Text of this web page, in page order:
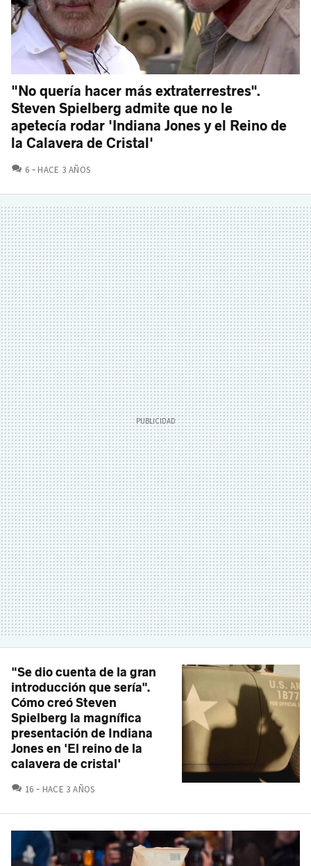
"No quería hacer más extraterrestres".
Steven Spielberg admite que no le
apetecía rodar 'Indiana Jones y el Reino de
la Calavera de Cristal'
6 COMENTARIOS
HACE 3 AÑOS
"Se dio cuenta de la gran
introducción que sería".
Cómo creó Steven
Spielberg la magnífica
presentación de Indiana
Jones en 'El reino de la
calavera de cristal'
16 COMENTARIOS
HACE 3 AÑOS